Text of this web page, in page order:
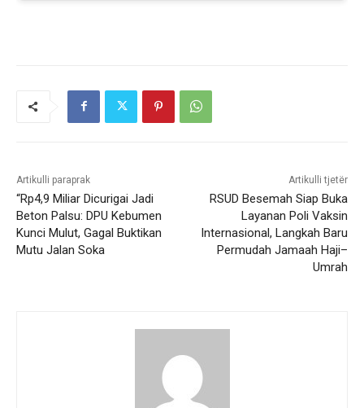
Artikulli paraprak
“Rp4,9 Miliar Dicurigai Jadi
Beton Palsu: DPU Kebumen
Kunci Mulut, Gagal Buktikan
Mutu Jalan Soka
Artikulli tjetër
RSUD Besemah Siap Buka
Layanan Poli Vaksin
Internasional, Langkah Baru
Permudah Jamaah Haji–
Umrah